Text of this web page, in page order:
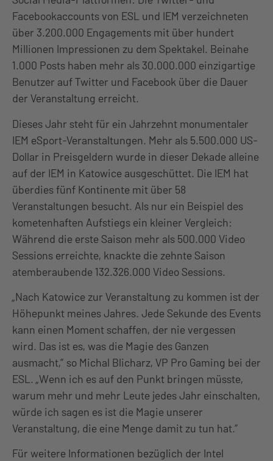
Facebookaccounts von ESL und IEM verzeichneten
über 3.200.000 Engagements mit über hundert
Millionen Impressionen zu dem Spektakel. Beinahe
1.000 Posts haben mehr als 30.000.000 einzigartige
Benutzer auf Twitter und Facebook über die Dauer
der Veranstaltung erreicht.
Dieses Jahr steht für ein Jahrzehnt monumentaler
IEM eSport-Veranstaltungen. Mehr als 5.500.000 US-
Dollar in Preisgeldern wurde in dieser Dekade alleine
auf der IEM in Katowice ausgeschüttet. Die IEM hat
überdies fünf Kontinente mit über 58
Veranstaltungen besucht. Als nur ein Beispiel des
kometenhaften Aufstiegs ein kleiner Vergleich:
Während die erste Saison mehr als 500.000 Video
Sessions erreichte, knackte die zehnte Saison
atemberaubende 132.326.000 Video Sessions.
„Nach Katowice zur Veranstaltung zu kommen ist der
Höhepunkt meines Jahres. Jede Sekunde des Events
kann einen Moment schaffen, der nie vergessen
wird. Das ist es, was die Magie des Ganzen
ausmacht,” so Michal Blicharz, VP Pro Gaming bei der
ESL. „Wenn ich es auf den Punkt bringen müsste,
warum mehr und mehr Leute jedes Jahr einschalten,
würde ich sagen es ist die Magie unserer
Veranstaltung, die eine Menge damit zu tun hat.”
Für weitere Informationen bezüglich der Intel